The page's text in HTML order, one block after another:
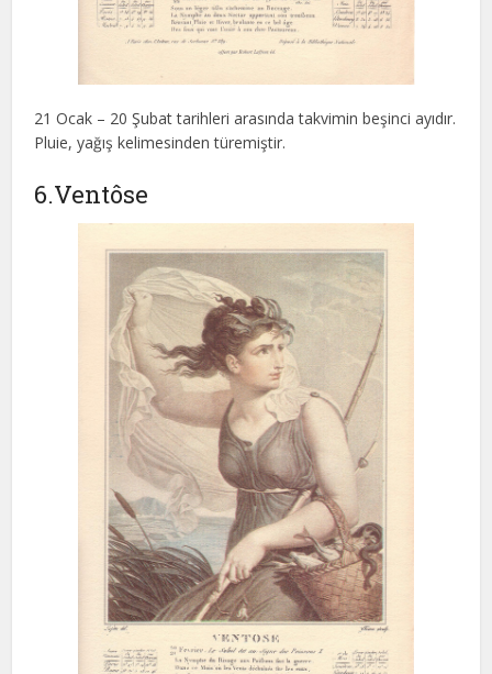
21 Ocak – 20 Şubat tarihleri arasında takvimin beşinci ayıdır.
Pluie, yağış kelimesinden türemiştir.
6.Ventôse